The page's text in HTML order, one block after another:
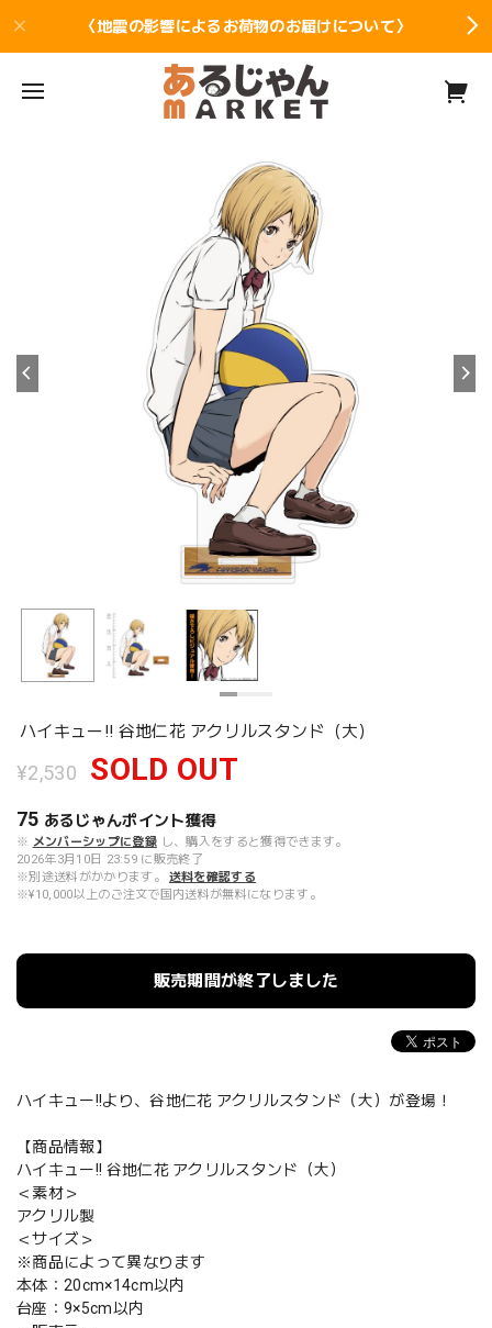
〈地震の影響によるお荷物のお届けについて〉
ハイキュー!! 谷地仁花 アクリルスタンド（大）
¥2,530 SOLD OUT
75 あるじゃんポイント獲得
※ メンバーシップに登録 し、購入をすると獲得できます。
2026年3月10日 23:59 に販売終了
※別途送料がかかります。
送料を確認する
※¥10,000以上のご注文で国内送料が無料になります。
販売期間が終了しました
ハイキュー!!より、谷地仁花 アクリルスタンド（大）が登場！
【商品情報】
ハイキュー!! 谷地仁花 アクリルスタンド（大）
＜素材＞
アクリル製
＜サイズ＞
※商品によって異なります
本体：20cm×14cm以内
台座：9×5cm以内